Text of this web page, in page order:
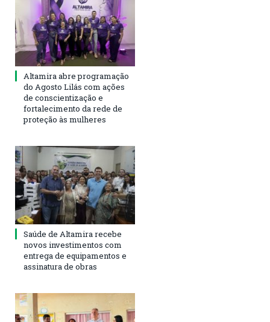
Altamira abre programação
do Agosto Lilás com ações
de conscientização e
fortalecimento da rede de
proteção às mulheres
Saúde de Altamira recebe
novos investimentos com
entrega de equipamentos e
assinatura de obras